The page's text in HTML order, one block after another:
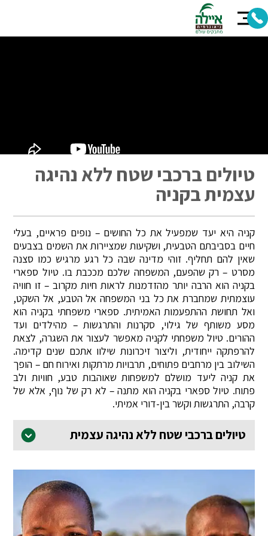
טיולים ברכבי שטח ללא נהיגה
עצמית בקניה
קניה היא יעד שמפעיל את כל החושים – נופים פראיים, בעלי
חיים בסביבתם הטבעית, ושקיעות שמציירות את השמים בצבעים
שאין להם תחליף. זוהי מדינה שבה כל רגע מרגיש כמו סצנה
מסרט – רק שהפעם, המשפחה שלכם מככבת בו. טיול ספארי
בקניה הוא הרבה יותר מהזדמנות לראות חיות מקרוב – זו חוויה
עוצמתית שמחברת את כל בני המשפחה אל הטבע, אל השקט,
ואל תחושת ההתפעמות האמיתית. ספארי משפחתי בקניה הוא
מסע משותף של גילוי, סקרנות והתרגשות – מהילדים ועד
ההורים. טיול משפחתי לקניה מאפשר לעצור את השגרה, לצאת
להרפתקה ייחודית, וליצור זיכרונות שילוו אתכם שנים קדימה.
השילוב בין מרחבים פתוחים, תרבויות מרתקות ואירוח חם – הופך
את קניה ליעד מושלם למשפחות שאוהבות טבע, חוויות ולב
פתוח. טיול ספארי בקניה הוא מתנה – לא רק של נוף, אלא של
קרבה, התרגשות וקשר בין-דורי אמיתי.
טיולים ברכבי שטח ללא נהיגה עצמית